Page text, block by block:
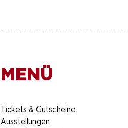
MENÜ
​Tickets & Gutscheine
Ausstellungen